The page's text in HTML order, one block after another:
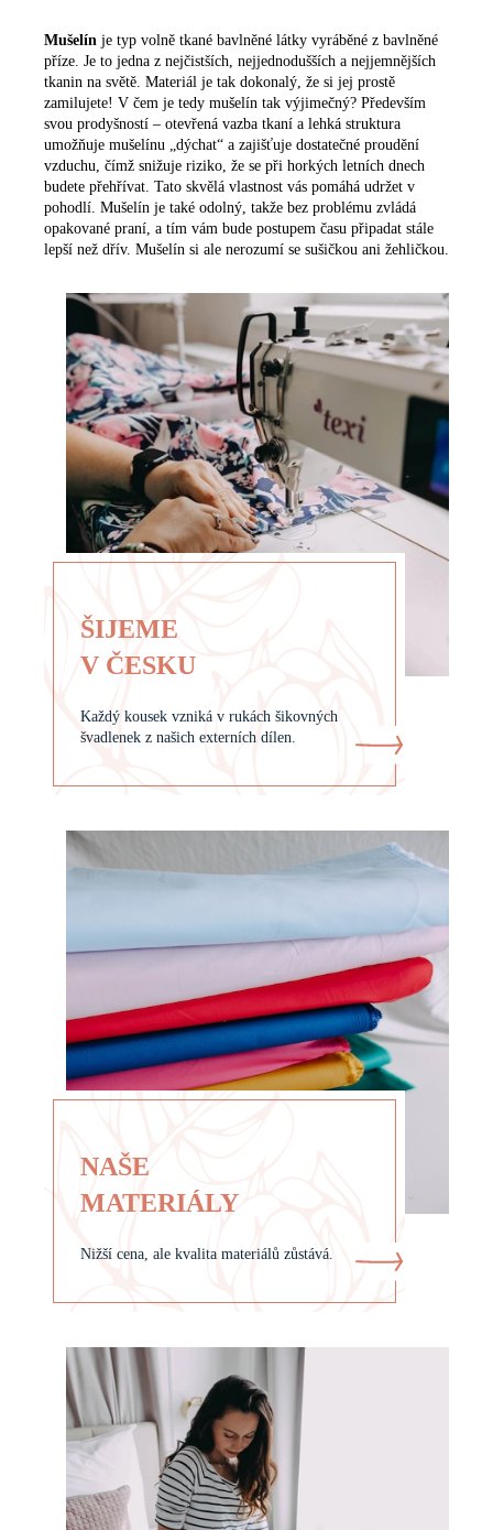
Mušelín je typ volně tkané bavlněné látky vyráběné z bavlněné
příze. Je to jedna z nejčistších, nejjednodušších a nejjemnějších
tkanin na světě. Materiál je tak dokonalý, že si jej prostě
zamilujete! V čem je tedy mušelín tak výjimečný? Především
svou prodyšností – otevřená vazba tkaní a lehká struktura
umožňuje mušelínu „dýchat“ a zajišťuje dostatečné proudění
vzduchu, čímž snižuje riziko, že se při horkých letních dnech
budete přehřívat. Tato skvělá vlastnost vás pomáhá udržet v
pohodlí. Mušelín je také odolný, takže bez problému zvládá
opakované praní, a tím vám bude postupem času připadat stále
lepší než dřív. Mušelín si ale nerozumí se sušičkou ani žehličkou.
ŠIJEME
V ČESKU
Každý kousek vzniká v rukách šikovných
švadlenek z našich externích dílen.
NAŠE
MATERIÁLY
Nižší cena, ale kvalita materiálů zůstává.